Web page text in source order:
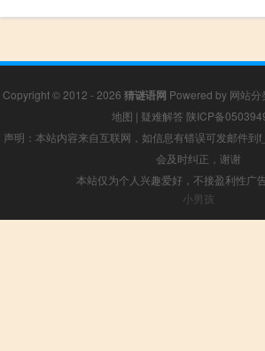
Copyright © 2012 - 2026 猜谜语网 Powered by 网站分
地图 | 疑难解答 陕ICP备
声明：本站内容来自互联网，如信息有错误可发邮件到
会及时纠正，谢谢
本站仅为个人兴趣爱好，不接盈利性广
小男孩